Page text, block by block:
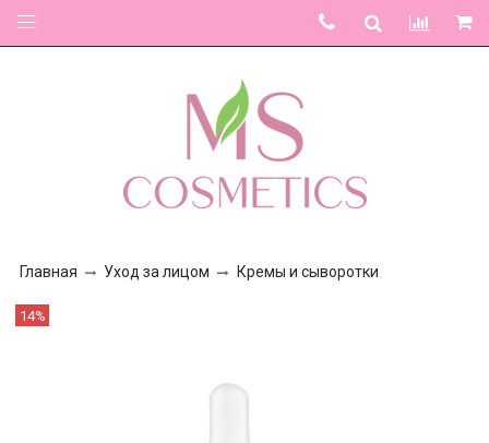
Главная Уход за лицом Кремы и сыворотки
14%